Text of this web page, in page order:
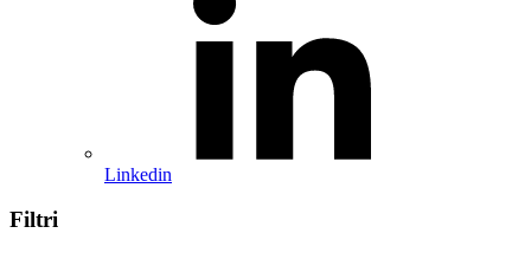
Linkedin
Filtri